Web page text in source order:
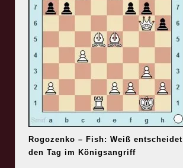
Rogozenko – Fish: Weiß entscheidet
den Tag im Königsangriff